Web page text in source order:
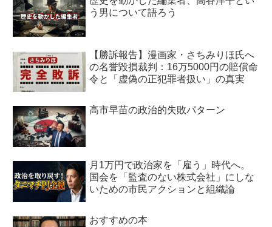
う男について語ろう
【勝訴報告】漫画家・さちみりほ氏へ
の名誉毀損裁判：16万5000円の賠償命
令と「虚偽の正犯罪者扱い」の真実
高市早苗の政治的失敗パターン
月1万円で政治家を「雇う」時代へ。
国会を「監査のない株式会社」にしな
いための市民アクションと組織論
おすすめの本